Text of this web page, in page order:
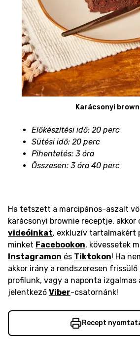
Karácsonyi
Előkészítési idő: 20 perc
Sütési idő: 20 perc
Pihentetés: 3 óra
Összesen: 3 óra 40 perc
Ha tetszett a marcipános-aszalt
karácsonyi brownie receptje, akkor
videóinkat, exkluzív tartalmakért
minket Facebookon, kövessetek
Instagramon és Tiktokon! Ha
akkor irány a rendszeresen frissülő
profilunk, vagy a naponta izgalmas
jelentkező Viber-csatornánk!
Recept